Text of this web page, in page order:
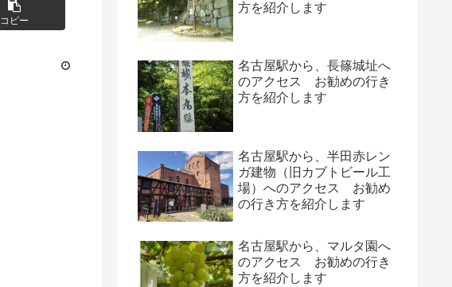
コピー
方を紹介します
名古屋駅から、長篠城址へ
のアクセス お勧めの行き
方を紹介します
名古屋駅から、半田赤レン
ガ建物（旧カブトビール工
場）へのアクセス お勧め
の行き方を紹介します
名古屋駅から、マルタ園へ
のアクセス お勧めの行き
方を紹介します